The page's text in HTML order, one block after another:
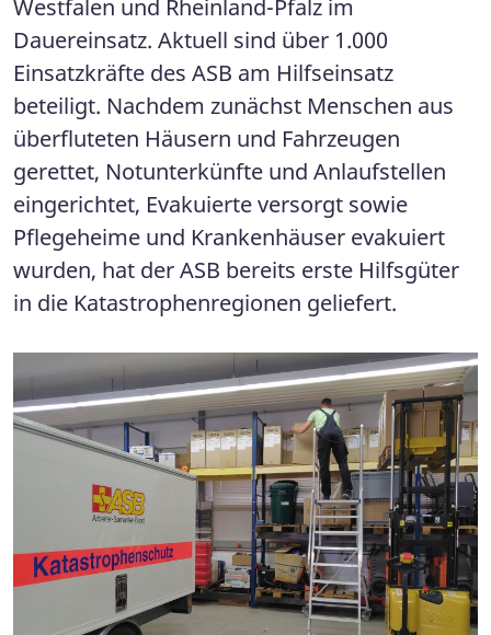
Westfalen und Rheinland-Pfalz im
Dauereinsatz. Aktuell sind über 1.000
Einsatzkräfte des ASB am Hilfseinsatz
beteiligt. Nachdem zunächst Menschen aus
überfluteten Häusern und Fahrzeugen
gerettet, Notunterkünfte und Anlaufstellen
eingerichtet, Evakuierte versorgt sowie
Pflegeheime und Krankenhäuser evakuiert
wurden, hat der ASB bereits erste Hilfsgüter
in die Katastrophenregionen geliefert.